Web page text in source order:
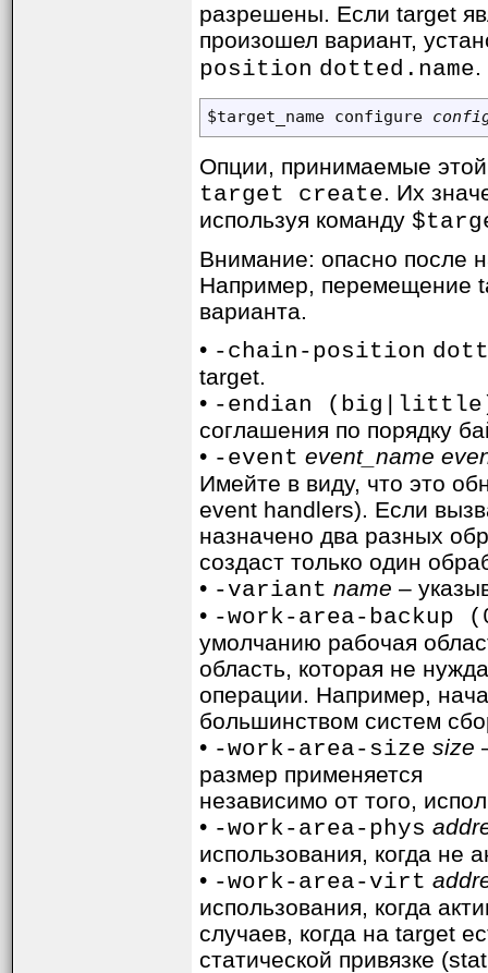
разрешены. Если target
произошел вариант,
position dotted.name.
$target_name configure
Опции, принимаемые этой
target create. Их
используя команду
Внимание: опасно после
Например, перемещение
варианта.
• -chain-position
target.
• -endian
соглашения по порядку
• -event event_name
Имейте в виду, что это
event handlers). Если
назначено два разных
создаст только один
• -variant name –
• -work-area-backup
умолчанию рабочая
область, которая не
операции. Например,
большинством систем
• -work-area-size size
размер применяется
независимо от того,
• -work-area-phys
использования, когда не
• -work-area-virt
использования, когда
случаев, когда на target
статической привязке